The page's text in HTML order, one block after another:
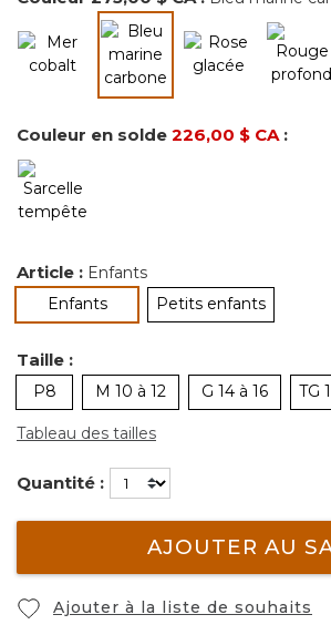
sélectionné
Couleur en solde 226,00 $ CA :
Article : Enfants
EnfantssélectionnéPetits enfants
Taille :
P8 M 10 à 12 G 14 à 16 TG
Tableau des tailles
Quantité :
AJOUTER AU
Ajouter à la liste de souhaits